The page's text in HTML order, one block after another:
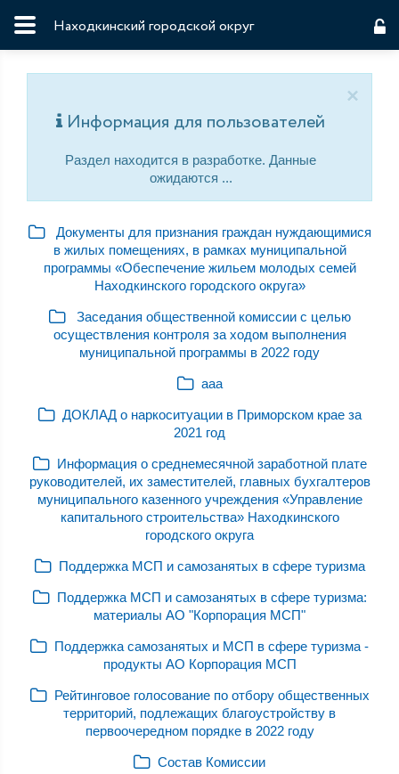
Находкинский городской округ
×
Информация для пользователей
Раздел находится в разработке. Данные
ожидаются ...
Документы для признания граждан нуждающимися
в жилых помещениях, в рамках муниципальной
программы «Обеспечение жильем молодых семей
Находкинского городского округа»
Заседания общественной комиссии с целью
осуществления контроля за ходом выполнения
муниципальной программы в 2022 году
ааа
ДОКЛАД о наркоситуации в Приморском крае за
2021 год
Информация о среднемесячной заработной плате
руководителей, их заместителей, главных бухгалтеров
муниципального казенного учреждения «Управление
капитального строительства» Находкинского
городского округа
Поддержка МСП и самозанятых в сфере туризма
Поддержка МСП и самозанятых в сфере туризма:
материалы АО "Корпорация МСП"
Поддержка самозанятых и МСП в сфере туризма -
продукты АО Корпорация МСП
Рейтинговое голосование по отбору общественных
территорий, подлежащих благоустройству в
первоочередном порядке в 2022 году
Состав Комиссии